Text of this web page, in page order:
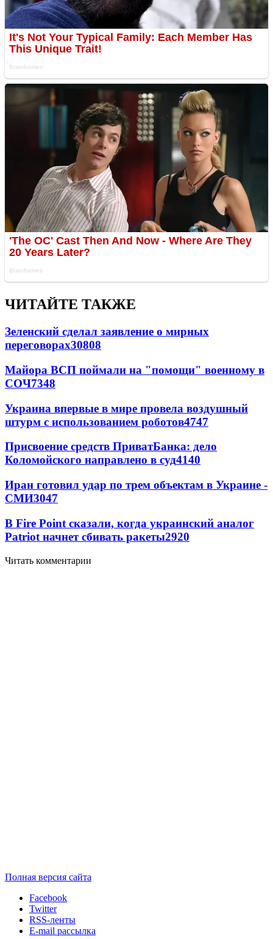
ЧИТАЙТЕ ТАКЖЕ
Зеленский сделал заявление о мирных
переговорах30808
Майора ВСП поймали на "помощи" военному в
СОЧ7348
Украина впервые в мире провела воздушный
штурм с использованием роботов4747
Присвоение средств ПриватБанка: дело
Коломойского направлено в суд4140
Иран готовил удар по трем объектам в Украине -
СМИ3047
В Fire Point сказали, когда украинский аналог
Patriot начнет сбивать ракеты2920
Читать комментарии
Полная версия сайта
Facebook
Twitter
RSS-ленты
E-mail рассылка